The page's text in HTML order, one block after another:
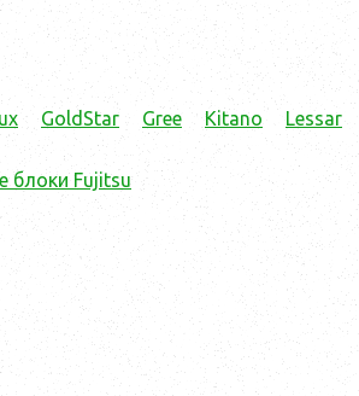
GoldStar Gree Kitano Lessar
блоки Fujitsu